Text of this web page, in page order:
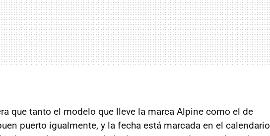
que tanto el modelo que lleve la marca Alpine como el de
puerto igualmente, y la fecha está marcada en el calendario